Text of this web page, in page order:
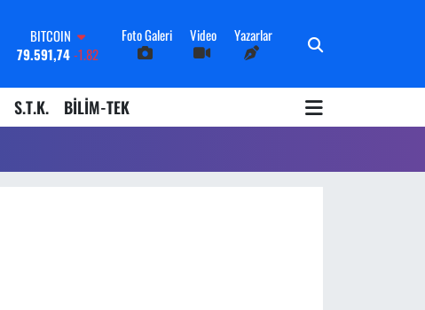
BITCOIN
79.591,74-1.82
45,436200.02
EURO
53,386900.19
Foto Galeri Video Yazarlar
S.T.K. BİLİM-TEK